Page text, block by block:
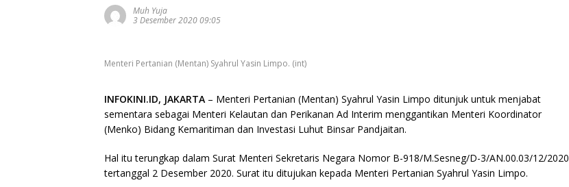
Muh Yuja
3 Desember 2020 09:05
Menteri Pertanian (Mentan) Syahrul Yasin Limpo. (int)
INFOKINI.ID, JAKARTA – Menteri Pertanian (Mentan) Syahrul Yasin Limpo ditunjuk untuk menjabat
sementara sebagai Menteri Kelautan dan Perikanan Ad Interim menggantikan Menteri Koordinator
(Menko) Bidang Kemaritiman dan Investasi Luhut Binsar Pandjaitan.
Hal itu terungkap dalam Surat Menteri Sekretaris Negara Nomor B-918/M.Sesneg/D-3/AN.00.03/12/2020
tertanggal 2 Desember 2020. Surat itu ditujukan kepada Menteri Pertanian Syahrul Yasin Limpo.